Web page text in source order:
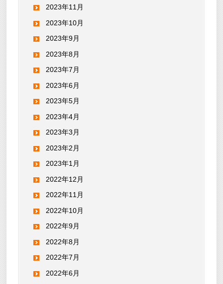
2023年11月
2023年10月
2023年9月
2023年8月
2023年7月
2023年6月
2023年5月
2023年4月
2023年3月
2023年2月
2023年1月
2022年12月
2022年11月
2022年10月
2022年9月
2022年8月
2022年7月
2022年6月